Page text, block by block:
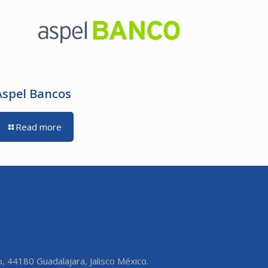
Bancos
Read more
44180 Guadalajara, Jalisco México.